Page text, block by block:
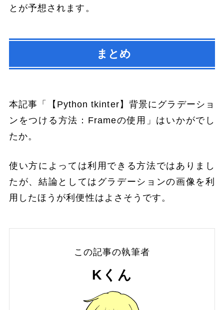
とが予想されます。
まとめ
本記事「【Python tkinter】背景にグラデーショ
ンをつける方法：Frameの使用」はいかがでし
たか。
使い方によっては利用できる方法ではありまし
たが、結論としてはグラデーションの画像を利
用したほうが利便性はよさそうです。
この記事の執筆者
Kくん